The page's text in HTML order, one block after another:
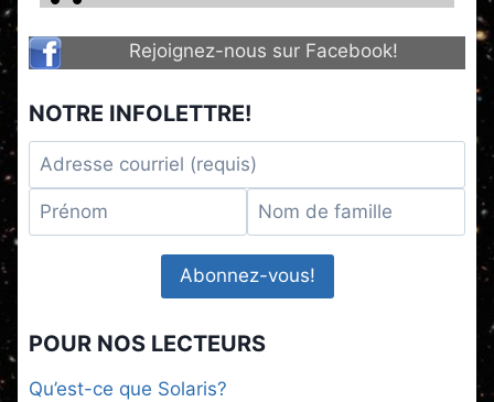
Rejoignez-nous sur Facebook!
NOTRE INFOLETTRE!
POUR NOS LECTEURS
Qu’est-ce que Solaris?